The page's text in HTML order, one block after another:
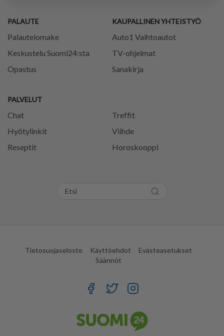
PALAUTE
Palautelomake
Keskustelu Suomi24:sta
Opastus
PALVELUT
Chat
Treffit
Hyötylinkit
Viihde
Reseptit
Horoskooppi
KAUPALLINEN YHTEISTYÖ
Auto1 Vaihtoautot
TV-ohjelmat
Sanakirja
Tietosuojaseloste Käyttöehdot
Evästeasetukset
Säännöt